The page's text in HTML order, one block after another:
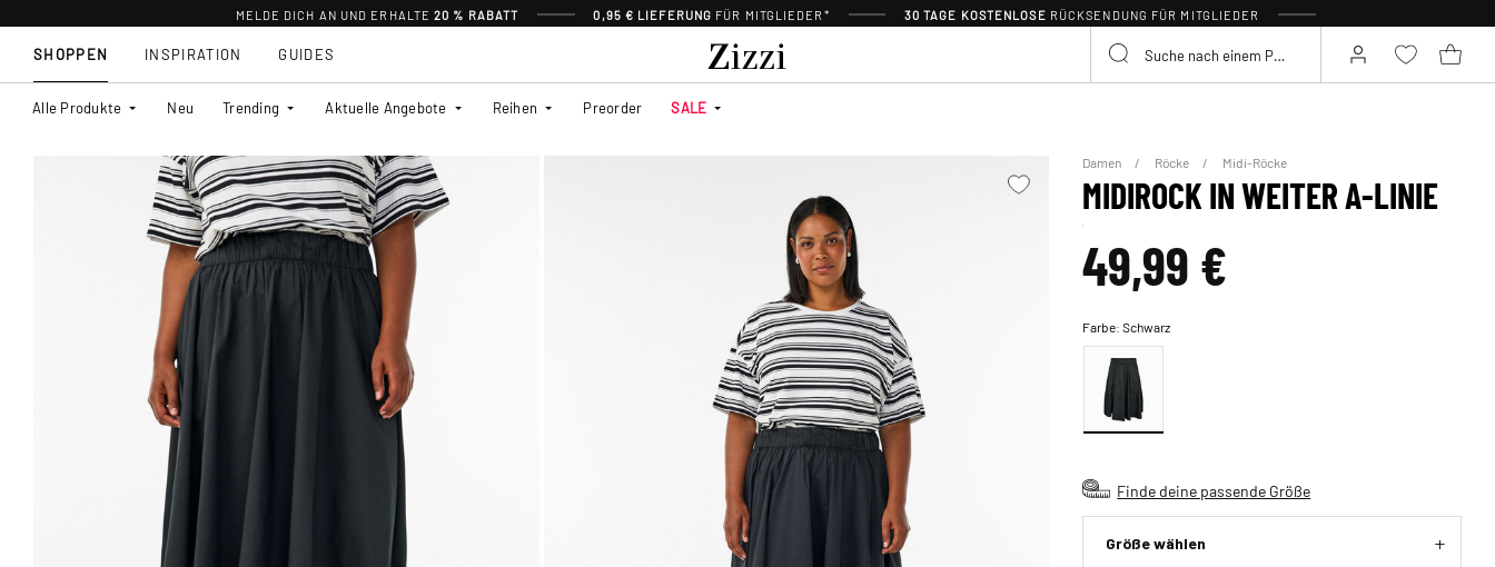
MELDE DICH AN UND ERHALTE20 % RABATT 0,95 € LIEFERUNG FÜR MITGLIEDER* 30 TAGE KOSTENLOSE RÜCKSENDUNG FÜR MITGLIEDER
SHOPPEN
Alle Produkte Neu Trending Aktuelle Angebote Reihen Preorder SALE
INSPIRATION GUIDES
Damen Röcke Midi-Röcke
MIDIROCK IN WEITER A-LINIE
49,99 €
Farbe:Schwarz
Finde deine passende Größe
Größe wählen